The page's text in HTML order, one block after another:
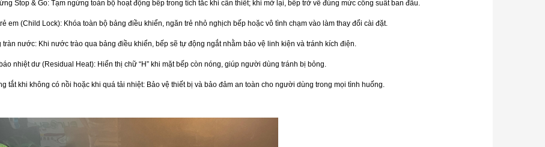
Stop & Go:Tạm ngừng toàn bộ hoạt động bếp trong tích tắc khi cần thiết; khi mở lại, bếp trở về đúng mức công suất ban đầu.
em (Child Lock):Khóa toàn bộ bảng điều khiển, ngăn trẻ nhỏ nghịch bếp hoặc vô tình chạm vào làm thay đổi cài đặt.
tràn nước:Khi nước trào qua bảng điều khiển, bếp sẽ tự động ngắt nhằm bảo vệ linh kiện và tránh kích điện.
nhiệt dư (Residual Heat):Hiển thị chữ “H” khi mặt bếp còn nóng, giúp người dùng tránh bị bỏng.
tắt khi không có nồi hoặc khi quá tải nhiệt:Bảo vệ thiết bị và bảo đảm an toàn cho người dùng trong mọi tình huống.